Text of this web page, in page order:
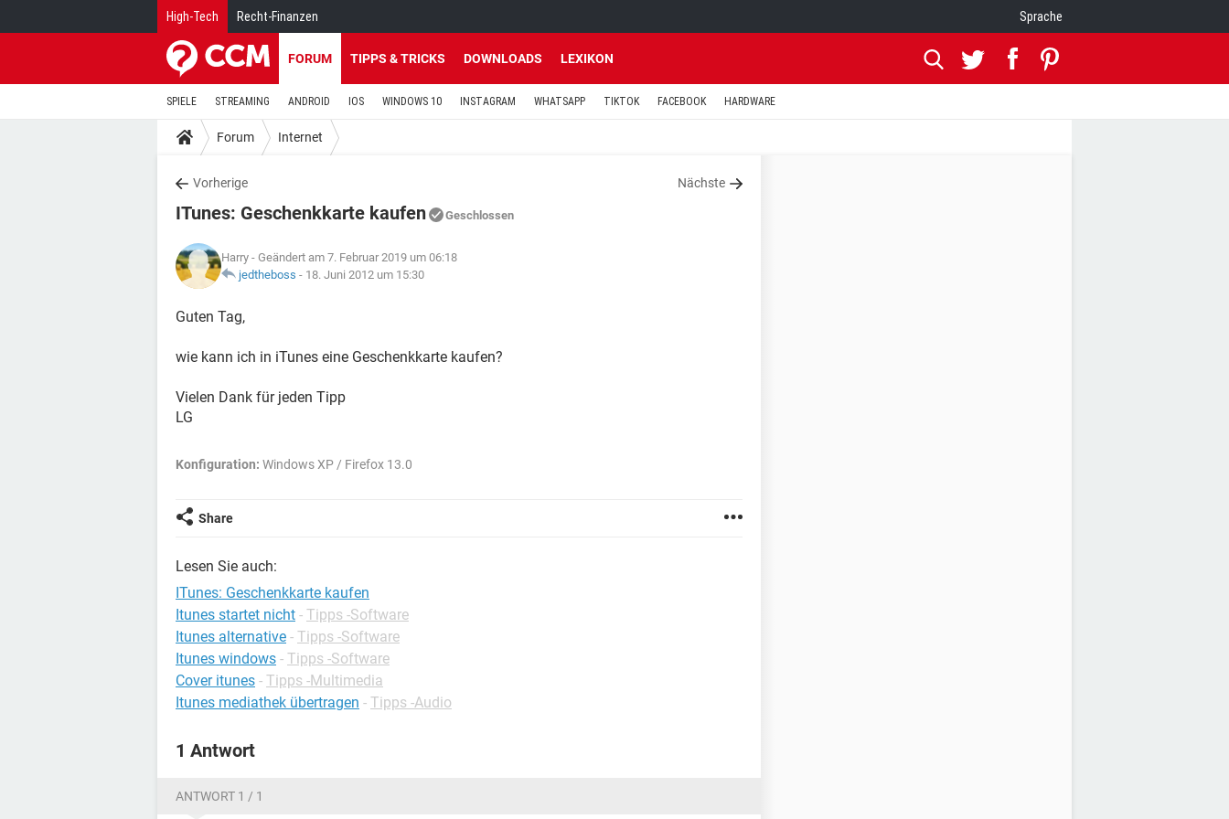
High-Tech Recht-Finanzen Sprache
FORUM TIPPS & TRICKS DOWNLOADS LEXIKON
SPIELE STREAMING ANDROID IOS WINDOWS 10 INSTAGRAM WHATSAPP TIKTOK FACEBOOK HARDWARE
Forum Internet
Vorherige Nächste
ITunes: Geschenkkarte kaufen Geschlossen
Harry - Geändert am 7. Februar 2019 um 06:18
jedtheboss - 18. Juni 2012 um 15:30
Guten Tag,
wie kann ich in iTunes eine Geschenkkarte kaufen?
Vielen Dank für jeden Tipp
LG
Konfiguration: Windows XP / Firefox 13.0
Share
Lesen Sie auch:
ITunes: Geschenkkarte kaufen
Itunes startet nicht - Tipps -Software
Itunes alternative - Tipps -Software
Itunes windows - Tipps -Software
Cover itunes - Tipps -Multimedia
Itunes mediathek übertragen - Tipps -Audio
1 Antwort
ANTWORT 1 / 1